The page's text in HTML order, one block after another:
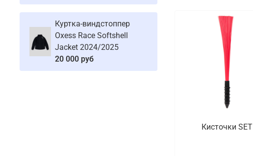
Кисточки SET
Куртка-виндстоппер
Oxess Race Softshell
Jacket 2024/2025
20 000 руб